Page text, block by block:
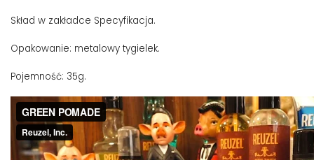
Skład w zakładce Specyfikacja.
Opakowanie: metalowy tygielek.
Pojemność: 35g.